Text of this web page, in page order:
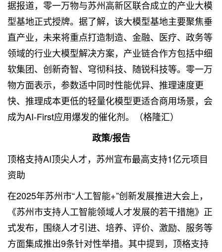
据报道，零一万物与苏州高新区联合成立的产业大模
型基地正式授牌。据了解，该大模型基地主要聚焦垂
直产业，未来将重点打造制造、金融、医疗、政务等
领域的行业大模型解决方案，产业链合作方包括中细
软集团、创新奇智、穹彻科技、随锐科技等。零一万
物方面表示，参数适中同时性能优异、推理速度更
快、推理成本更低的轻量化模型更适合商用场景，会
成为AI-First应用爆发的催化剂。（格隆汇）
政策/报告
顶格支持AI顶尖人才，苏州宣布最高支持1亿元项目
资助
在2025年苏州市“人工智能+”创新发展推进大会上，
《苏州市支持人工智能领域人才发展的若干措施》正
式发布，围绕人才引进、培养、评价、激励、服务等
方面集成推出9条针对性举措。其中提到，顶格支持